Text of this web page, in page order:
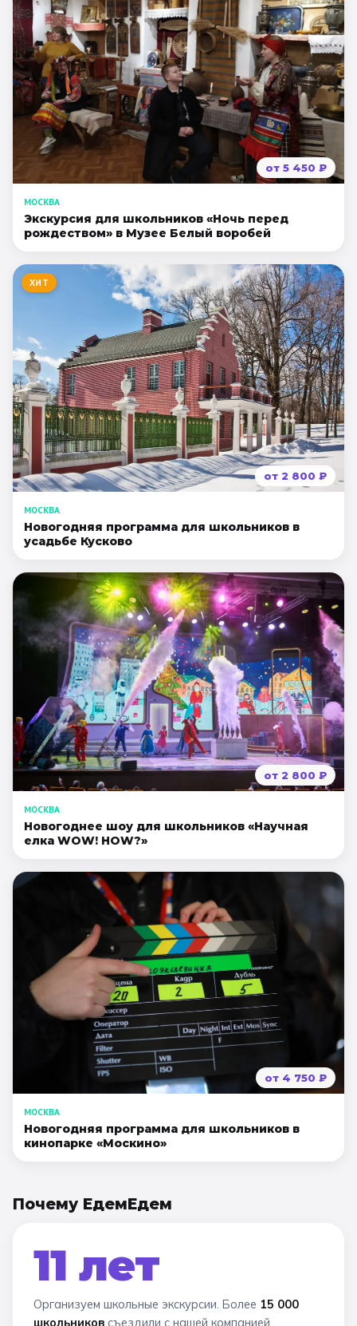
от 5 450 ₽
МОСКВА
Экскурсия для школьников «Ночь перед
рождеством» в Музее Белый воробей
ХИТ
от 2 800 ₽
МОСКВА
Новогодняя программа для школьников в
усадьбе Кусково
от 2 800 ₽
МОСКВА
Новогоднее шоу для школьников «Научная
елка WOW! HOW?»
от 4 750 ₽
МОСКВА
Новогодняя программа для школьников в
кинопарке «Москино»
Почему ЕдемЕдем
11 лет
Организуем школьные экскурсии. Более 15 000
школьников съездили с нашей компанией.